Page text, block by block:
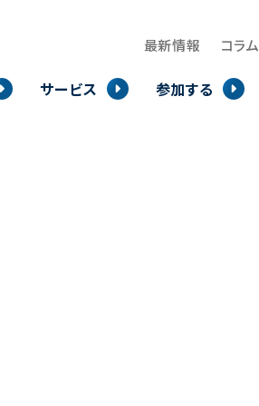
最新情報 コラム
サービス 参加する